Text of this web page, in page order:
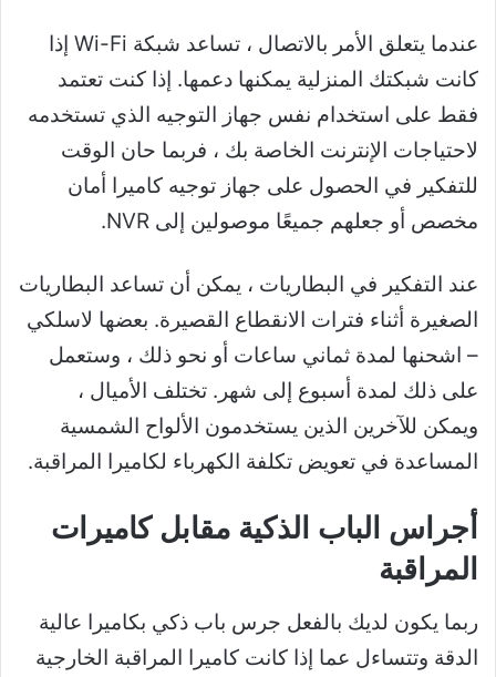
عندما يتعلق الأمر بالاتصال ، تساعد شبكة Wi-Fi إذا
كانت شبكتك المنزلية يمكنها دعمها. إذا كنت تعتمد
فقط على استخدام نفس جهاز التوجيه الذي تستخدمه
لاحتياجات الإنترنت الخاصة بك ، فربما حان الوقت
للتفكير في الحصول على جهاز توجيه كاميرا أمان
مخصص أو جعلهم جميعًا موصولين إلى NVR.
عند التفكير في البطاريات ، يمكن أن تساعد البطاريات
الصغيرة أثناء فترات الانقطاع القصيرة. بعضها لاسلكي
– اشحنها لمدة ثماني ساعات أو نحو ذلك ، وستعمل
على ذلك لمدة أسبوع إلى شهر. تختلف الأميال ،
ويمكن للآخرين الذين يستخدمون الألواح الشمسية
المساعدة في تعويض تكلفة الكهرباء لكاميرا المراقبة.
أجراس الباب الذكية مقابل كاميرات
المراقبة
ربما يكون لديك بالفعل جرس باب ذكي بكاميرا عالية
الدقة وتتساءل عما إذا كانت كاميرا المراقبة الخارجية